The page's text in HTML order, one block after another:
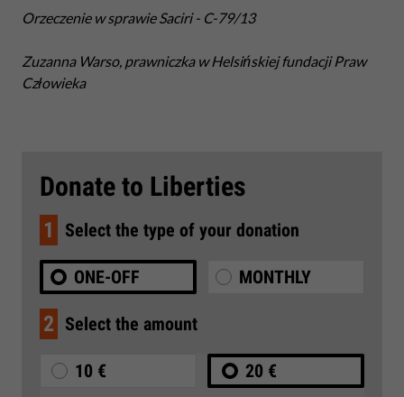
Orzeczenie w sprawie Saciri - C-79/13
Zuzanna Warso, prawniczka w Helsińskiej fundacji Praw
Człowieka
Donate to Liberties
1 Select the type of your donation
ONE-OFF MONTHLY
2 Select the amount
10 € 20 €